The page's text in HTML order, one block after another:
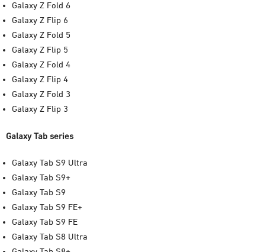
Galaxy Z Fold 6
Galaxy Z Flip 6
Galaxy Z Fold 5
Galaxy Z Flip 5
Galaxy Z Fold 4
Galaxy Z Flip 4
Galaxy Z Fold 3
Galaxy Z Flip 3
Galaxy Tab series
Galaxy Tab S9 Ultra
Galaxy Tab S9+
Galaxy Tab S9
Galaxy Tab S9 FE+
Galaxy Tab S9 FE
Galaxy Tab S8 Ultra